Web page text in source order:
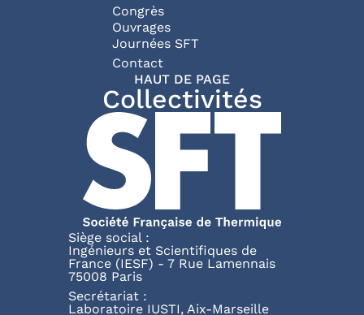
Congrès
Ouvrages
Journées SFT
Pied de page
Contact
HAUT DE PAGE
Collectivités
Siège social :
Ingénieurs et Scientifiques de
France (IESF) - 7 Rue Lamennais
75008 Paris
Secrétariat :
Laboratoire IUSTI, Aix-Marseille